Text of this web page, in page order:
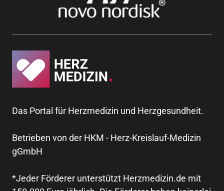
Das Portal für Herzmedizin und Herzgesundheit.
Betrieben von der HKM - Herz-Kreislauf-Medizin
gGmbH
*Jeder Förderer unterstützt Herzmedizin.de mit